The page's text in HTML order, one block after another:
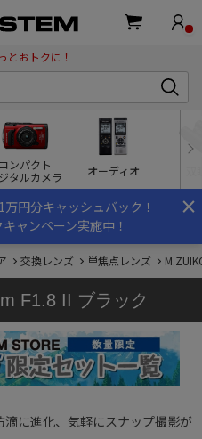
とおトクに！
コンパクト
タルカメラ
オーディオ
×
円分キャッシュバック！
ャンペーン実施中！
交換レンズ 単焦点レンズ
F1.8 II ブラック
滴に進化、気軽にスナップ撮影が